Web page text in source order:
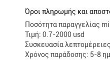
Όροι πληρωμής και
Ποσότητα παραγγελίας
Τιμή: 0.7-2000 usd
Συσκευασία
Χρόνος παράδοσης: 5-8